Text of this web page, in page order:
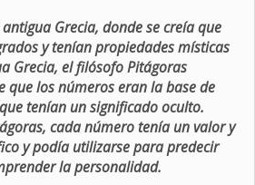
Grecia, donde se creía que
y tenían propiedades místicas
Grecia, el filósofo Pitágoras
que los números eran la base de
tenían un significado oculto.
cada número tenía un valor y
y podía utilizarse para predecir
la personalidad.